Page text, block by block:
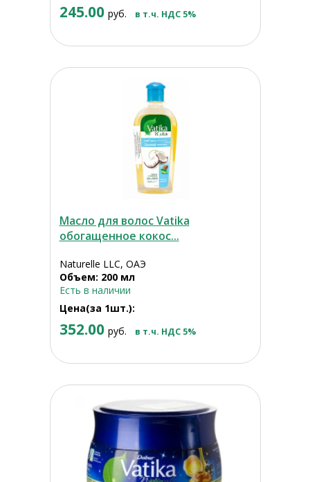
245.00 руб. в т.ч. НДС 5%
Масло для волос Vatika
обогащенное кокос...
Naturelle LLC, ОАЭ
Объем: 200 мл
Есть в наличии
Цена(за 1шт.):
352.00 руб. в т.ч. НДС 5%